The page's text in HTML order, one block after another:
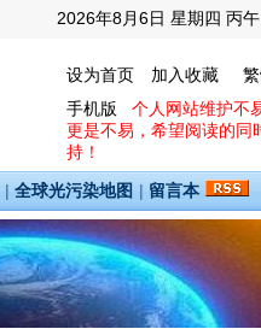
2026年8月6日 星期四 丙
设为首页 加入收藏
手机版
个人网站维护不
更是不易，希望阅读的同
持！
| 全球光污染地图 | 留言本